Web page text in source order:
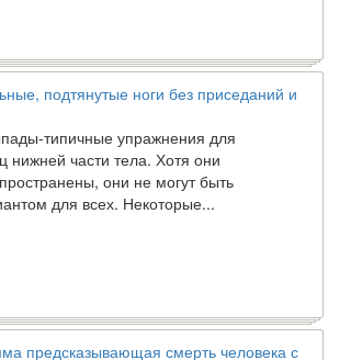
типичные упражнения для
нижней части тела. Хотя они
они не могут быть
для всех. Некоторые...